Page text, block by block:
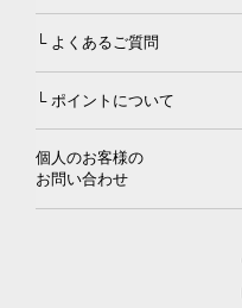
└ よくあるご質問
└ ポイントについて
個人のお客様の
お問い合わせ